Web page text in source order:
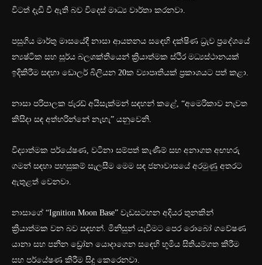
විටත් දැඩි වී ඇති බව විදෙස් මාධ්‍ය වාර්තා කරනවා.
පසුගිය මාර්තු මාසයේදී නාසා ආයතනය සඳෙහි දක්ෂිණ ධ්‍රැව ප්‍රදේශයේ
න්‍යෂ්ටික සහ සූර්ය බලශක්තියෙන් ක්‍රියාත්මක ස්ථිර මධ්‍යස්ථානයක්
ඉදිකිරීම සඳහා ඩොලර් බිලියන 20ක ව්‍යාපෘතියක් ප්‍රකාශයට පත් කළා.
නාසා පරිපාලක ජැරඩ් අයිසැක්මන් සඳහන් කළේ, “අමෙරිකාව නැවත
කිසිදා සඳ අත්හරින්නේ නැහැ” යනුවෙනි.
විද්‍යාත්මක පර්යේෂණ, වටිනා සම්පත් කැණීම් සහ අනාගත අඟහරු
ගමන් සඳහා පහසුකම් සැලසීම මෙම සඳ ජනාවාසයේ අරමුණු අතරට
ඇතුළත් වෙනවා.
නාසාගේ “Ignition Moon Base” වැඩසටහන අදියර තුනකින්
ක්‍රියාත්මක වන බව සඳහන්. මිනිසුන් යැවීමට පෙර රොබෝ ගවේෂණ
යානා සහ පනින ඩ්‍රෝන යොදාගෙන සඳෙහි භූමිය සිතියම්ගත කිරීම
සහ පර්යේෂණ කිරීම සිදු කෙරෙනවා.